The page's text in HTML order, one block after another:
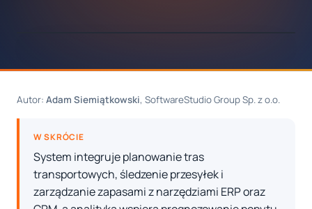
Autor: Adam Siemiątkowski, SoftwareStudio Group Sp. z o.o.
W SKRÓCIE
System integruje planowanie tras
transportowych, śledzenie przesyłek i
zarządzanie zapasami z narzędziami ERP oraz